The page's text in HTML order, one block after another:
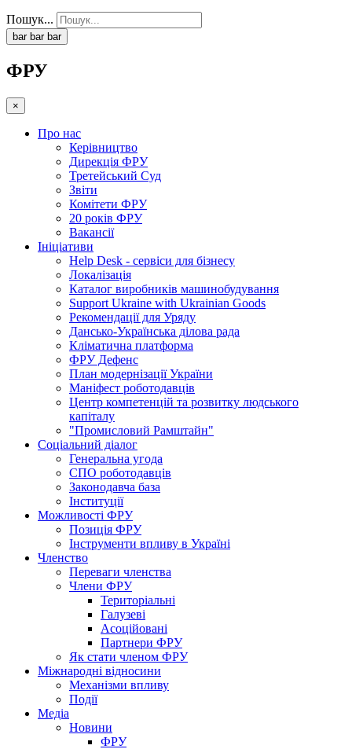
Пошук...
bar bar bar
ФРУ
×
Про нас
Керівництво
Дирекція ФРУ
Третейський Суд
Звіти
Комітети ФРУ
20 років ФРУ
Вакансії
Ініціативи
Help Desk - сервіси для бізнесу
Локалізація
Каталог виробників машинобудування
Support Ukraine with Ukrainian Goods
Рекомендації для Уряду
Дансько-Українська ділова рада
Кліматична платформа
ФРУ Дефенс
План модернізації України
Маніфест роботодавців
Центр компетенцій та розвитку людського
капіталу
"Промисловий Рамштайн"
Соціальний діалог
Генеральна угода
СПО роботодавців
Законодавча база
Інституції
Можливості ФРУ
Позиція ФРУ
Інструменти впливу в Україні
Членство
Переваги членства
Члени ФРУ
Територіальні
Галузеві
Асоційовані
Партнери ФРУ
Як стати членом ФРУ
Міжнародні відносини
Механізми впливу
Події
Медіа
Новини
ФРУ